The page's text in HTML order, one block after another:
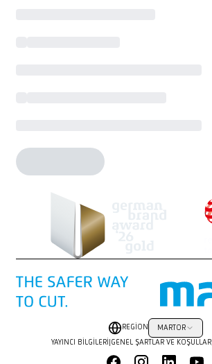
REGION MARTOR
YAYINCI BILGILERI GENEL ŞARTLAR VE KOŞULLAR|